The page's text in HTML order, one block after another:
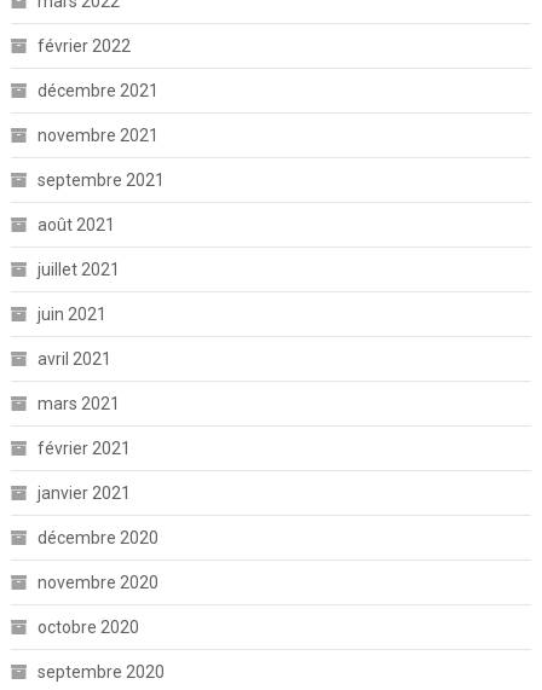
février 2022
décembre 2021
novembre 2021
septembre 2021
août 2021
juillet 2021
juin 2021
avril 2021
mars 2021
février 2021
janvier 2021
décembre 2020
novembre 2020
octobre 2020
septembre 2020